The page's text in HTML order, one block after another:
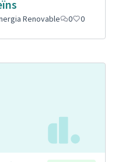
Renovable 0 0